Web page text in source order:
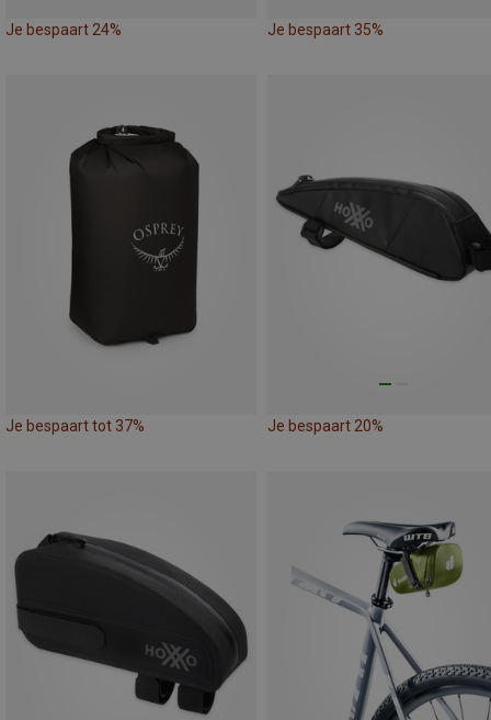
Je bespaart 24% Je bespaart 35%
Je bespaart tot 37% Je bespaart 20%